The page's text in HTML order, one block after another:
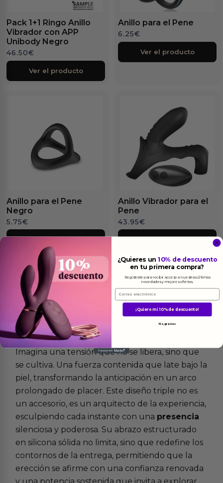
Pack 1+1 Ringo Anillo
Vibrador con APP
Unibody Negro
46.50€
Ver el producto
Anillo para el Pene
6.25€
Ver el producto
Anillo para el Pene
Negro
5.75€
Ver el producto
Anillo Vibrador para el
Pene
43.95€
Ver el producto
Másinformacion
Imagina una tensión que no se libera, sino que
se cultiva. Una fuerza contenida que late bajo la
piel, transformando la anticipación en un arco
prolongado de placer. Este diseño triple no es
un accesorio, es un arquitecto de la experiencia,
esculpiendo cada instante con una presencia
silenciosa y poderosa. Su abrazo estructurado
en silicona sólida no limita, sino que redefine los
contornos de la entrega, permitiendo que la
erección se afirme con una confianza renovada
¿Quieres un10% de descuento
en tu primera compra?
Regístrate para recibir acceso a nuestras últimas
novedades y mejores ofertas.
Email
¡Quiero mi 10% de descuento!
No, gracias